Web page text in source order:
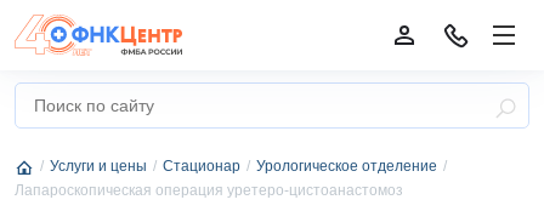
Услуги и цены Стационар
Урологическое отделение
Лапароскопическая операция уретеро-цистоанастомоз